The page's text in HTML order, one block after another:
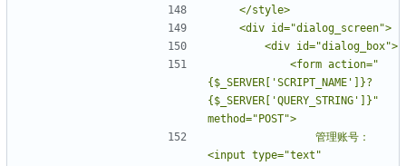
{$_SERVER['SCRIPT_NAME']}?
{$_SERVER['QUERY_STRING']}"
<input type="text"